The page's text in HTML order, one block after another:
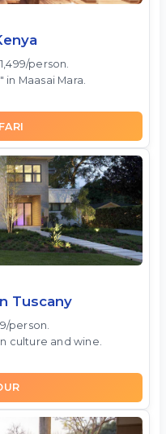
person.
Maasai Mara.
Tuscany
person.
culture and wine.